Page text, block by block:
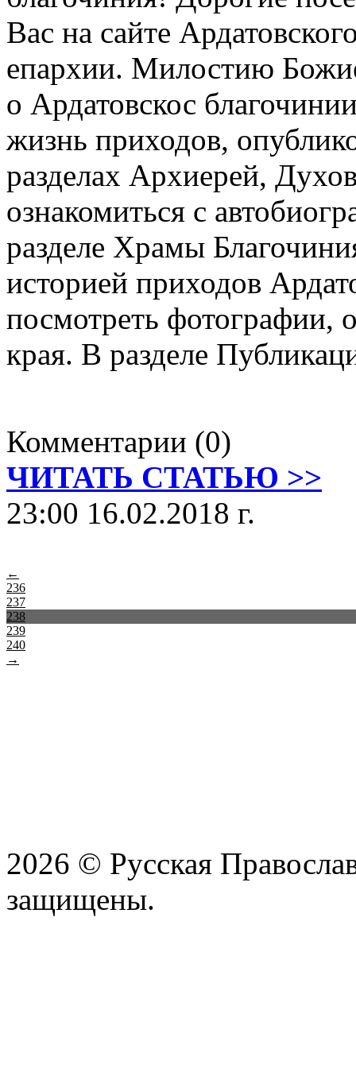
Вас на сайте
епархии. Милостию
о Ардатовскос
жизнь приходов,
разделах Архиерей,
ознакомиться с
разделе Храмы
историей приходов
посмотреть фотографии,
края. В разделе
Комментарии (0)
ЧИТАТЬ СТАТЬЮ >>
23:00 16.02.2018 г.
←
236
237
238
239
240
→
2026 © Русская
защищены.